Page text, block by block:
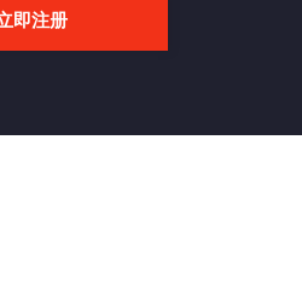
即注册